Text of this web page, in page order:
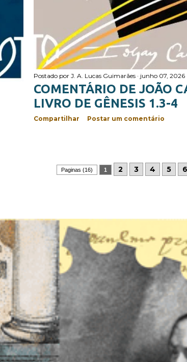
Postado por J. A. Lucas Guimarães junho 07, 2026
COMENTÁRIO DE JOÃO
LIVRO DE GÊNESIS 1.3-4
Compartilhar Postar um comentário
Paginas (16) 1 2 3 4 5 6